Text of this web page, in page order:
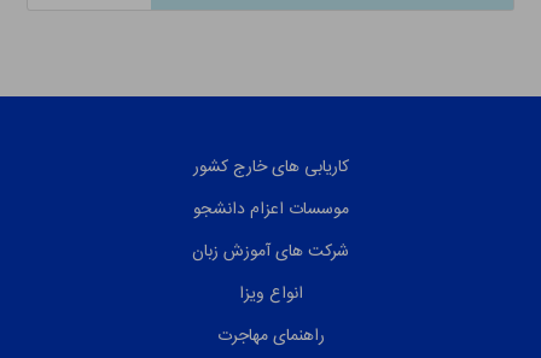
کاریابی های خارج کشور
موسسات اعزام دانشجو
شرکت های آموزش زبان
انواع ویزا
راهنمای مهاجرت